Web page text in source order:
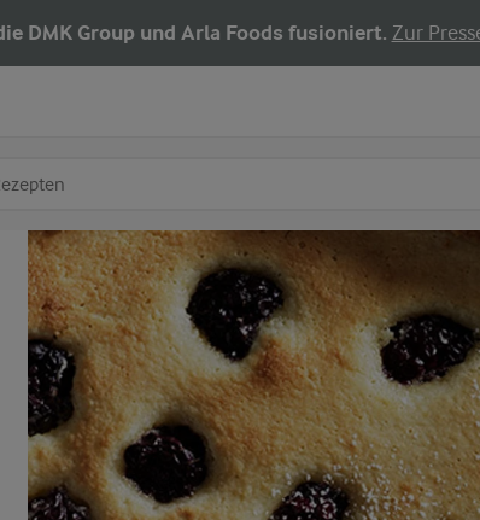
DMK Group und Arla Foods fusioniert. Zur